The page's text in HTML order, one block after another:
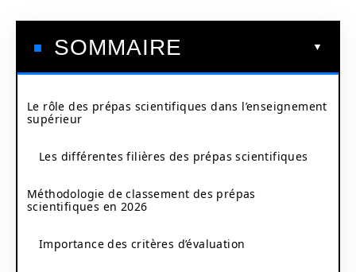
SOMMAIRE
Le rôle des prépas scientifiques dans l’enseignement
supérieur
Les différentes filières des prépas scientifiques
Méthodologie de classement des prépas
scientifiques en 2026
Importance des critères d’évaluation